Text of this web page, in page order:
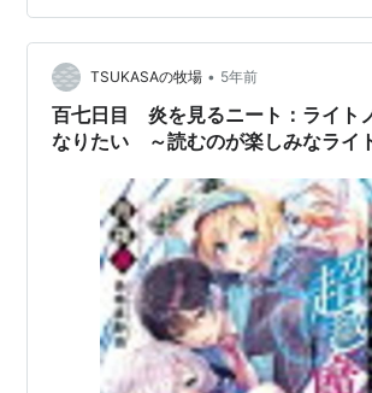
いるのか。ほんとにそんなことが…」 「
だ。ベルーナ石がいつもより光ってやが
い。これは最悪の事態かもしれん。」 胸
ルーナ石がはち切れんばかりに輝いている
TSUKASAの牧場 • 5年前
百七日目 炎を見るニート：ライト
なりたい ～読むのが楽しみなライ